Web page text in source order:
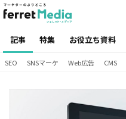
記事 特集 お役立ち資料
SEO SNSマーケ Web広告 CMS